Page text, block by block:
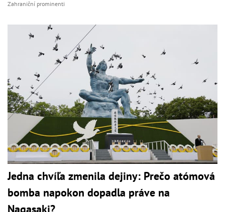
Zahraniční prominenti
Jedna chvíľa zmenila dejiny: Prečo atómová
bomba napokon dopadla práve na
Nagasaki?